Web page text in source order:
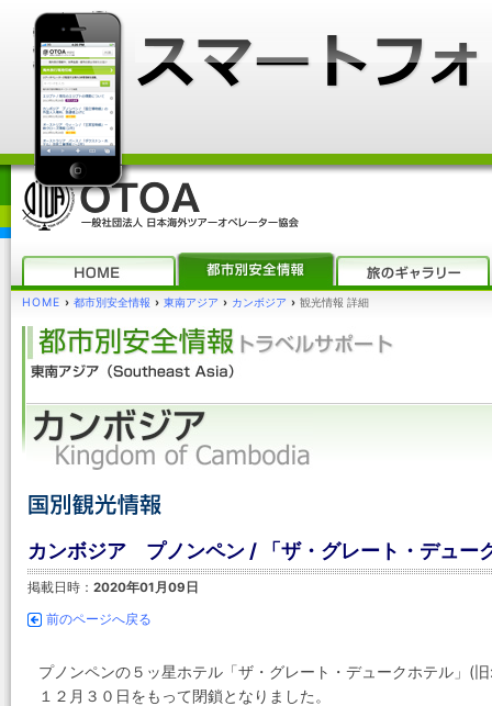
HOME › 都市別安全情報 › 東南アジア › カンボジア › 観光情報 詳細
カンボジア プノンペン / 「ザ・グレート・デュー
掲載日時： 2020年01月09日
前のページへ戻る
プノンペンの５ッ星ホテル「ザ・グレート・デュークホテル」(
１２月３０日をもって閉鎖となりました。